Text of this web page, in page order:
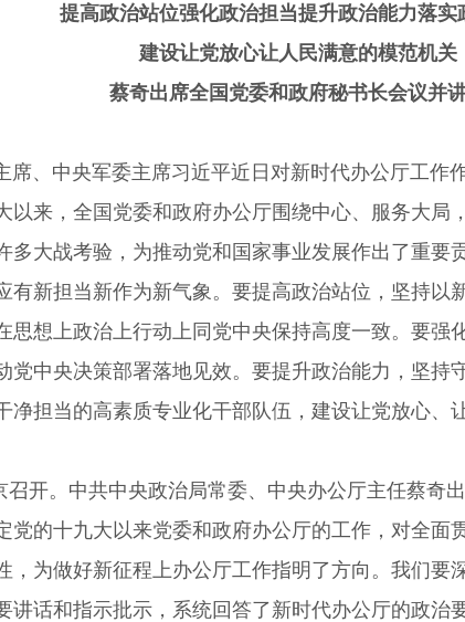
提高政治站位强化政治担当提升政治能力落实
建设让党放心让人民满意的模范机关
蔡奇出席全国党委和政府秘书长会议并
中央军委主席习近平近日对新时代办公厅工作
来，全国党委和政府办公厅围绕中心、服务大
大战考验，为推动党和国家事业发展作出了重要贡
担当新作为新气象。要提高政治站位，坚持以
想上政治上行动上同党中央保持高度一致。要
中央决策部署落地见效。要提升政治能力，坚
担当的高素质专业化干部队伍，建设让党放心
。中共中央政治局常委、中央办公厅主任蔡奇出
十九大以来党委和政府办公厅的工作，对全面
为做好新征程上办公厅工作指明了方向。我们要
和指示批示，系统回答了新时代办公厅的政治